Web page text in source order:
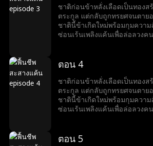
ชาติก่อนข้าหลั่งเลือดเป็นทองส
ตระกูล แต่กลับถูกทรยศจนตาย
ชาตินี้ข้าเกิดใหม่พร้อมกุมควา
ซ่อนเร้นเพลิงแค้นเพื่อล่อลวง
ความทรมานที่ข้าเคยได้รับ พว
ตอน 4
ชาติก่อนข้าหลั่งเลือดเป็นทองส
ตระกูล แต่กลับถูกทรยศจนตาย
ชาตินี้ข้าเกิดใหม่พร้อมกุมควา
ซ่อนเร้นเพลิงแค้นเพื่อล่อลวง
ความทรมานที่ข้าเคยได้รับ พว
ตอน 5